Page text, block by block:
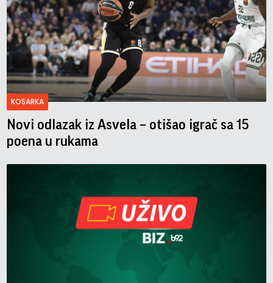
KOSARKA
Novi odlazak iz Asvela – otišao igrač sa 15
poena u rukama